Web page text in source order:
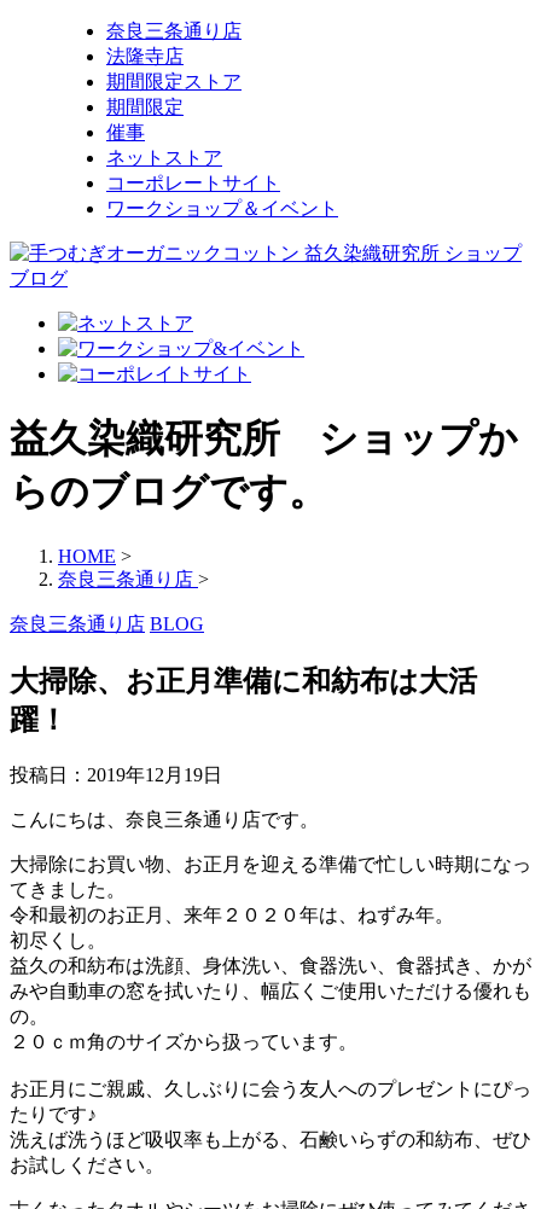
奈良三条通り店
法隆寺店
期間限定ストア
期間限定
催事
ネットストア
コーポレートサイト
ワークショップ＆イベント
益久染織研究所 ショップか
らのブログです。
HOME >
奈良三条通り店 >
奈良三条通り店 BLOG
大掃除、お正月準備に和紡布は大活
躍！
投稿日： 2019年12月19日
こんにちは、奈良三条通り店です。
大掃除にお買い物、お正月を迎える準備で忙しい時期になっ
てきました。
令和最初のお正月、来年２０２０年は、ねずみ年。
初尽くし。
益久の和紡布は洗顔、身体洗い、食器洗い、食器拭き、かが
みや自動車の窓を拭いたり、幅広くご使用いただける優れも
の。
２０ｃｍ角のサイズから扱っています。
お正月にご親戚、久しぶりに会う友人へのプレゼントにぴっ
たりです♪
洗えば洗うほど吸収率も上がる、石鹸いらずの和紡布、ぜひ
お試しください。